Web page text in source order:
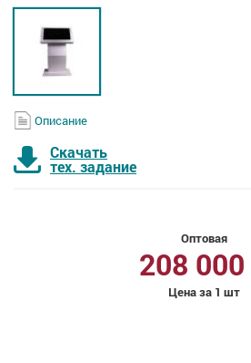
Описание
Скачать
тех. задание
Оптовая
208 000
Цена за 1 шт